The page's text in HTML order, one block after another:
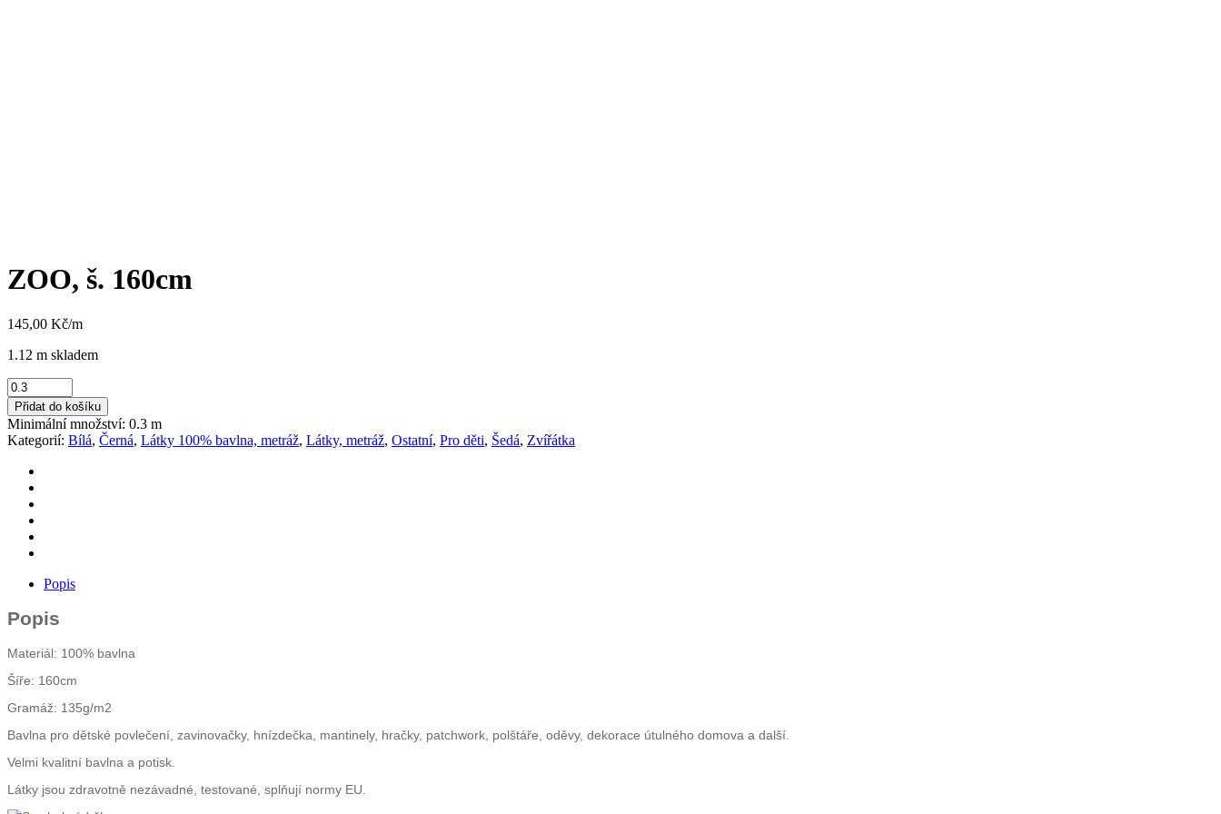
ZOO, š. 160cm
145,00 Kč/m
1.12 m skladem
ZOO,
š.
160cm
množství
Přidat do košíku
Minimální množství: 0.3 m
Kategorií: Bílá, Černá, Látky 100% bavlna, metráž, Látky, metráž, Ostatní, Pro děti, Šedá, Zvířátka
Popis
Popis
Materiál: 100% bavlna
Šíře: 160cm
Gramáž: 135g/m2
Bavlna pro dětské povlečení, zavinovačky, hnízdečka, mantinely, hračky, patchwork, polštáře, oděvy, dekorace útulného domova a další.
Velmi kvalitní bavlna a potisk.
Látky jsou zdravotně nezávadné, testované, splňují normy EU.